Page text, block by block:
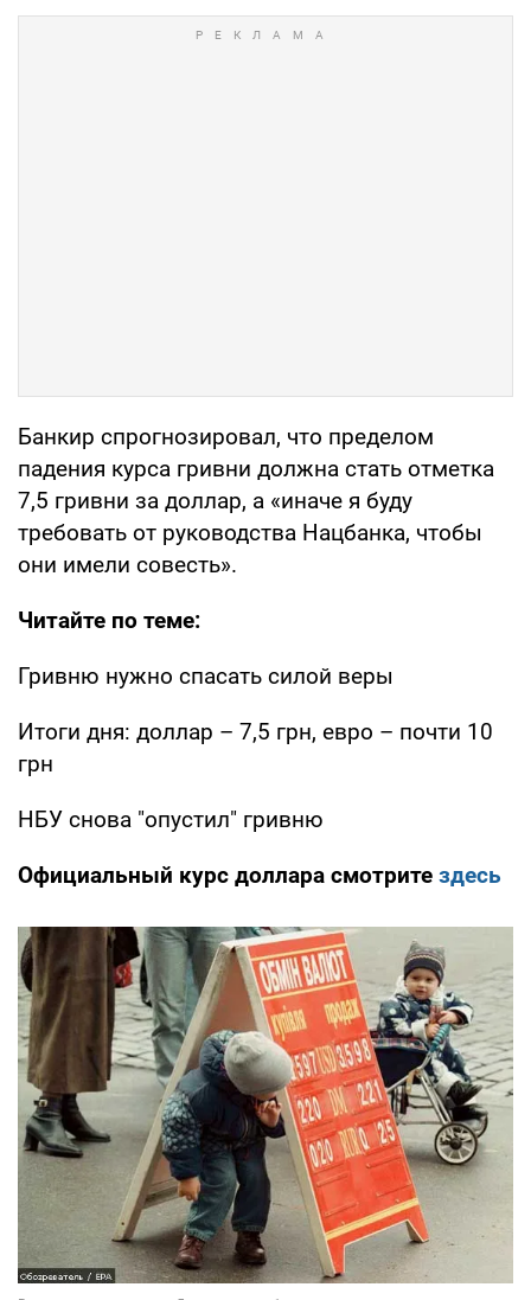
Банкир спрогнозировал, что пределом
падения курса гривни должна стать отметка
7,5 гривни за доллар, а «иначе я буду
требовать от руководства Нацбанка, чтобы
они имели совесть».
Читайте по теме:
Гривню нужно спасать силой веры
Итоги дня: доллар – 7,5 грн, евро – почти 10
грн
НБУ снова "опустил" гривню
Официальный курс доллара смотрите здесь